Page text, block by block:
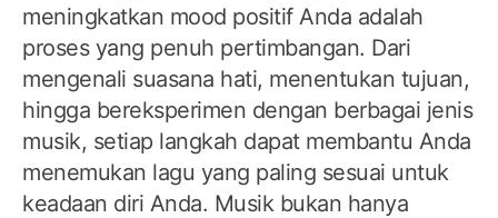
meningkatkan mood positif Anda adalah
proses yang penuh pertimbangan. Dari
mengenali suasana hati, menentukan tujuan,
hingga bereksperimen dengan berbagai jenis
musik, setiap langkah dapat membantu Anda
menemukan lagu yang paling sesuai untuk
keadaan diri Anda. Musik bukan hanya